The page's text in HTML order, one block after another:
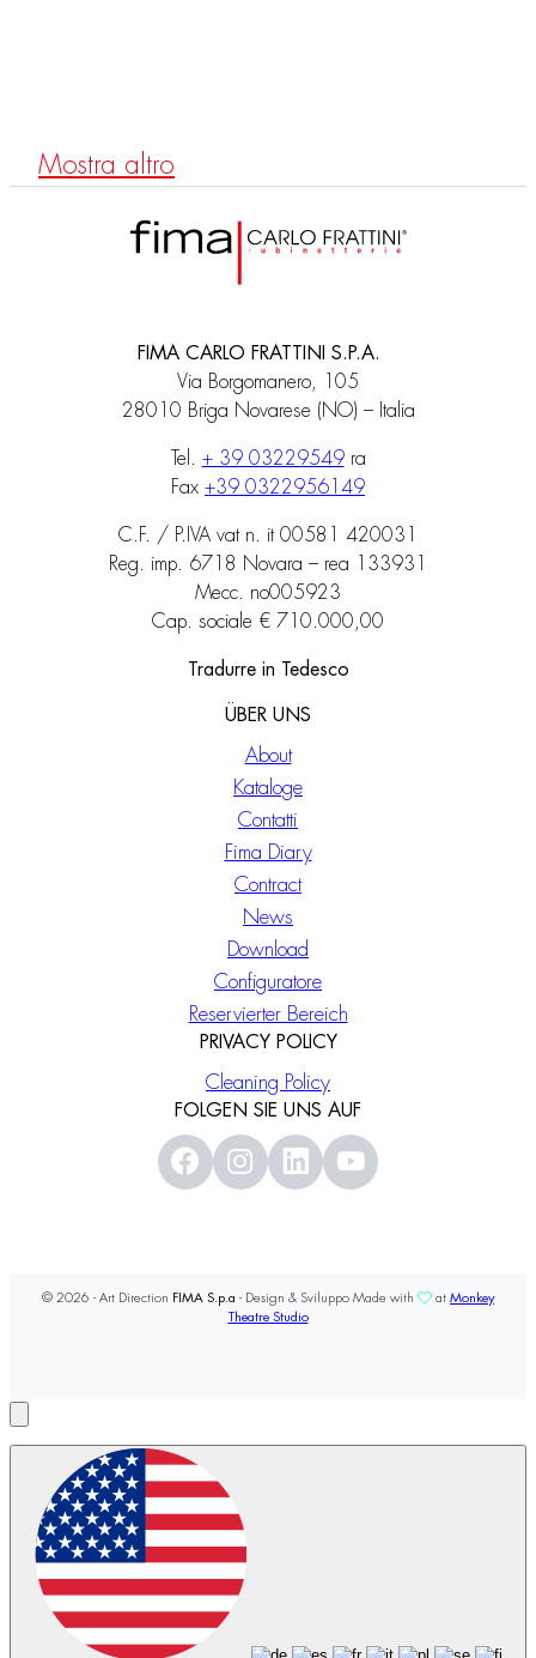
Mostra altro
FIMA CARLO FRATTINI S.P.A.
Via Borgomanero, 105
28010 Briga Novarese (NO) – Italia
Tel. + 39 03229549ra
Fax +39 0322956149
C.F. / P.IVA vat n. it 00581 420031
Reg. imp. 6718 Novara – rea 133931
Mecc. no005923
Cap. sociale € 710.000,00
Tradurre in Tedesco
ÜBER UNS
About
Kataloge
Contatti
Fima Diary
Contract
News
Download
Configuratore
Reservierter Bereich
PRIVACY POLICY
Cleaning Policy
FOLGEN SIE UNS AUF
© 2026 - Art Direction FIMA S.p.a - Design & Sviluppo Made with at Monkey
Theatre Studio